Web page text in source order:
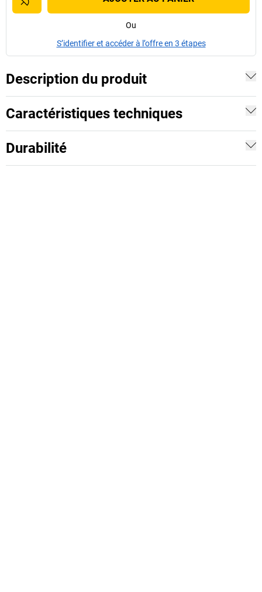
Ou
S’identifier et accéder à l’offre en 3 étapes
Description du produit
Caractéristiques techniques
Durabilité